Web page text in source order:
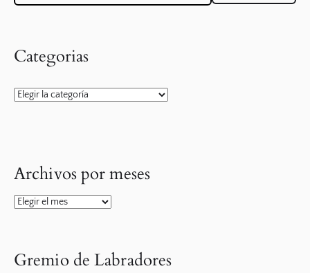
Categorias
Categorias
Archivos por meses
Archivos
Gremio de Labradores